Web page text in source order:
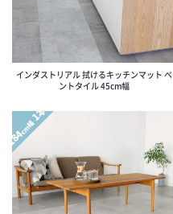
インダストリアル 拭けるキッチンマット ベ
ントタイル 45cm幅
184cm幅
1本